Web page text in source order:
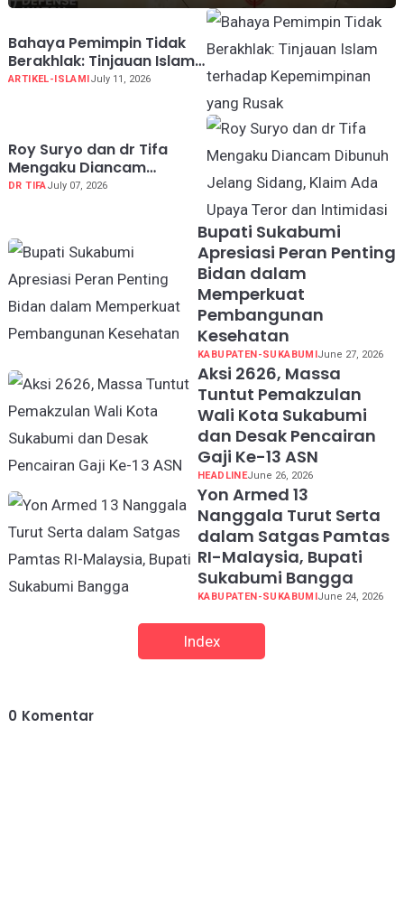
Bahaya Pemimpin Tidak
Berakhlak: Tinjauan Islam
terhadap Kepemimpinan
ARTIKEL-ISLAMI July 11, 2026
Roy Suryo dan dr Tifa
Mengaku Diancam
Dibunuh Jelang Sidang,
DR TIFAJuly 07, 2026
Bupati Sukabumi
Apresiasi Peran Penting
Bidan dalam
Memperkuat
Pembangunan
Kesehatan
KABUPATEN-SUKABUMIJune 27, 2026
Aksi 2626, Massa
Tuntut Pemakzulan
Wali Kota Sukabumi
dan Desak Pencairan
Gaji Ke-13 ASN
HEADLINEJune 26, 2026
Yon Armed 13
Nanggala Turut Serta
dalam Satgas Pamtas
RI-Malaysia, Bupati
Sukabumi Bangga
KABUPATEN-SUKABUMIJune 24, 2026
Index
0 Komentar